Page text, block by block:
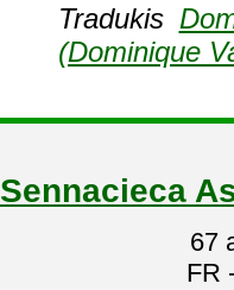
Tradukis
(Dominique
Sennacieca
67
FR